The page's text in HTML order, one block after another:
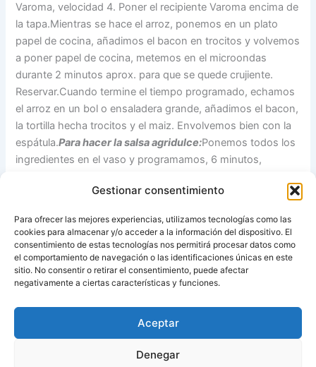
Gestionar consentimiento
Para ofrecer las mejores experiencias, utilizamos tecnologías como las
cookies para almacenar y/o acceder a la información del dispositivo. El
consentimiento de estas tecnologías nos permitirá procesar datos como
el comportamiento de navegación o las identificaciones únicas en este
sitio. No consentir o retirar el consentimiento, puede afectar
negativamente a ciertas características y funciones.
Aceptar
Denegar
Varoma, velocidad 4. Poner el recipiente Varoma encima de
la tapa.Mientras se hace el arroz, ponemos en un plato
papel de cocina, añadimos el bacon en trocitos y volvemos
a poner papel de cocina, metemos en el microondas
durante 2 minutos aprox. para que se quede crujiente.
Reservar.Cuando termine el tiempo programado, echamos
el arroz en un bol o ensaladera grande, añadimos el bacon,
la tortilla hecha trocitos y el maiz. Envolvemos bien con la
espátula.Para hacer la salsa agridulce:Ponemos todos los
ingredientes en el vaso y programamos, 6 minutos,
terminar de envolver de nuevo con la espátula.
etc… usaremos la parte infeior del recipiente Varoma,
mientras hacemos la tortilla.
Fuente: Las recetas de Pipi
ANTERIOR SIGUIENTE